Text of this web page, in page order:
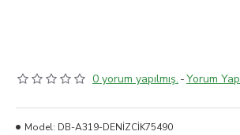
0 yorum yapılmış. -Yorum Yap
Model: DB-A319-DENİZCİK75490